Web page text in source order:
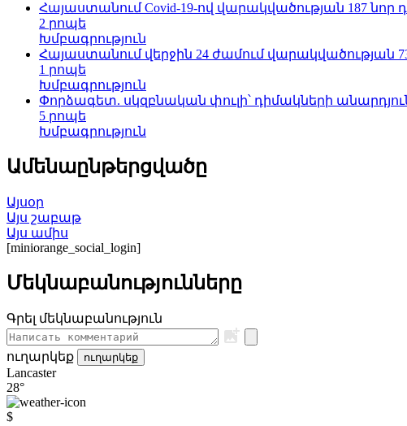
Հայաստանում Covid-19-ով վարակվածության 187
2 րոպե
Խմբագրություն
Հայաստանում վերջին 24 ժամում վարակվածության
1 րոպե
Խմբագրություն
Փորձագետ. սկզբնական փուլի՝ դիմակների
5 րոպե
Խմբագրություն
Ամենաընթերցվածը
Այսօր
Այս շաբաթ
Այս ամիս
[miniorange_social_login]
Մեկնաբանությունները
Գրել մեկնաբանություն
ուղարկեք ուղարկեք
Lancaster
28°
$